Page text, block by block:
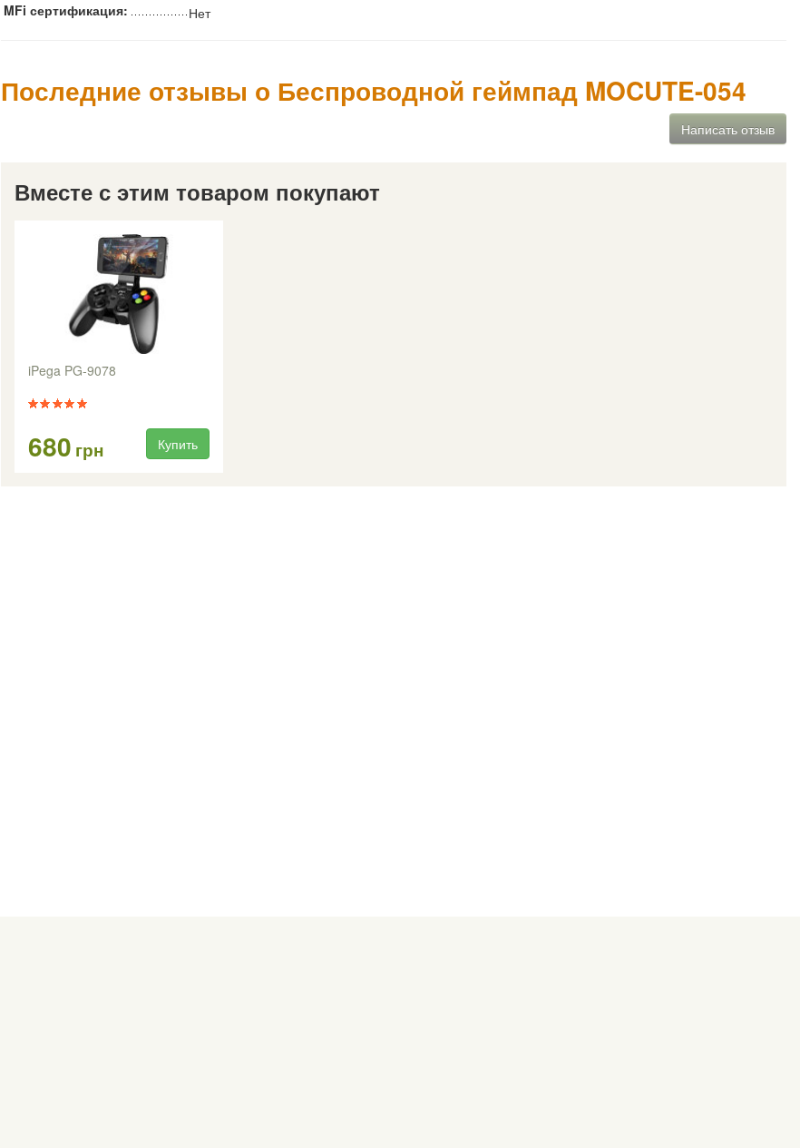
MFi сертификация:
Нет
Последние отзывы о Беспроводной геймпад MOCUTE-054
Написать отзыв
Вместе с этим товаром покупают
iPega PG-9078
680 грн Купить